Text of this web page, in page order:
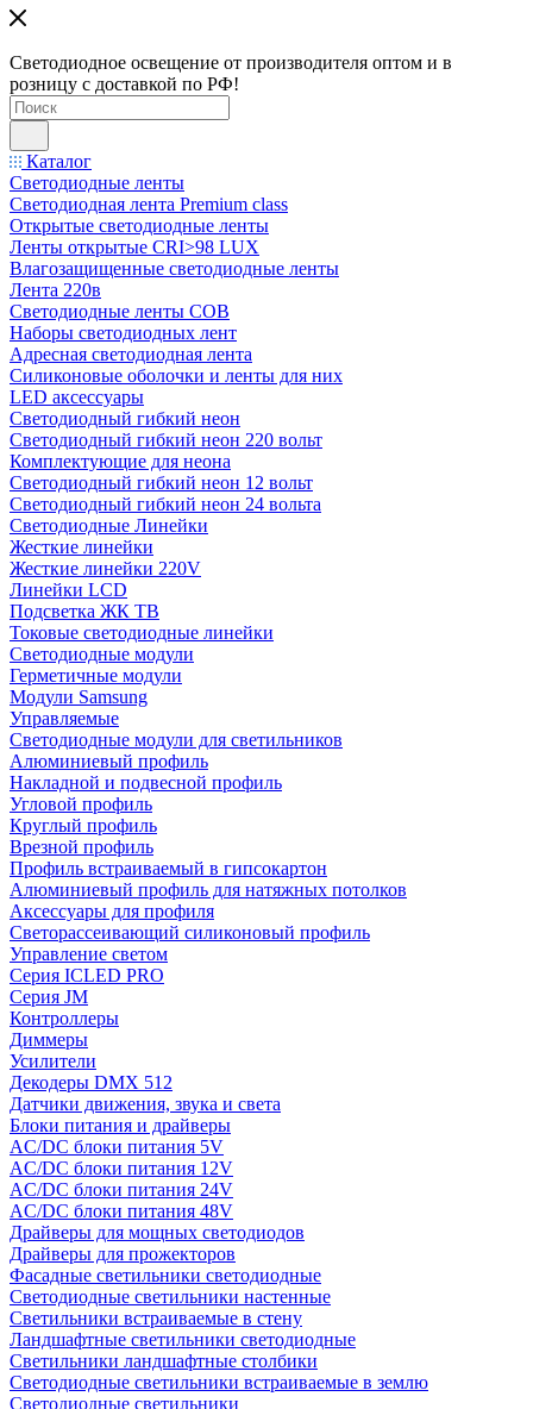
Светодиодное освещение от производителя оптом и в
розницу с доставкой по РФ!
Каталог
Светодиодные ленты
Светодиодная лента Premium class
Открытые светодиодные ленты
Ленты открытые CRI>98 LUX
Влагозащищенные светодиодные ленты
Лента 220в
Светодиодные ленты COB
Наборы светодиодных лент
Адресная светодиодная лента
Силиконовые оболочки и ленты для них
LED аксессуары
Светодиодный гибкий неон
Светодиодный гибкий неон 220 вольт
Комплектующие для неона
Светодиодный гибкий неон 12 вольт
Светодиодный гибкий неон 24 вольта
Светодиодные Линейки
Жесткие линейки
Жесткие линейки 220V
Линейки LCD
Подсветка ЖК ТВ
Токовые светодиодные линейки
Светодиодные модули
Герметичные модули
Модули Samsung
Управляемые
Светодиодные модули для светильников
Алюминиевый профиль
Накладной и подвесной профиль
Угловой профиль
Круглый профиль
Врезной профиль
Профиль встраиваемый в гипсокартон
Алюминиевый профиль для натяжных потолков
Аксессуары для профиля
Светорассеивающий силиконовый профиль
Управление светом
Серия ICLED PRO
Серия JM
Контроллеры
Диммеры
Усилители
Декодеры DMX 512
Датчики движения, звука и света
Блоки питания и драйверы
AC/DC блоки питания 5V
AC/DC блоки питания 12V
AC/DC блоки питания 24V
AC/DC блоки питания 48V
Драйверы для мощных светодиодов
Драйверы для прожекторов
Фасадные светильники светодиодные
Светодиодные светильники настенные
Светильники встраиваемые в стену
Ландшафтные светильники светодиодные
Светильники ландшафтные столбики
Светодиодные светильники встраиваемые в землю
Светодиодные светильники